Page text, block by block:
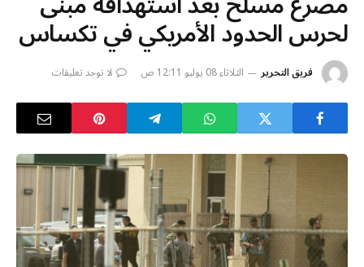
لحرس الحدود الأمريكي في تكساس
فريق التحرير الثلاثاء 08 يوليو 12:11 ص لا توجد تعليقات